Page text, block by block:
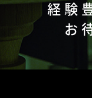
経験
お